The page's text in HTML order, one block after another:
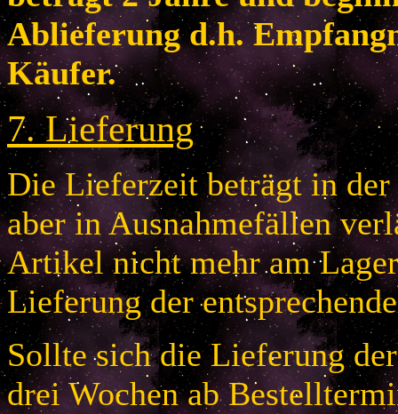
Ablieferung d.h.
Käufer.
7.Lieferung
Die Lieferzeit beträgt in der
aber in Ausnahmefällen
Artikel nicht mehr am
Lieferung der
Sollte sich die Lieferung
drei Wochen ab